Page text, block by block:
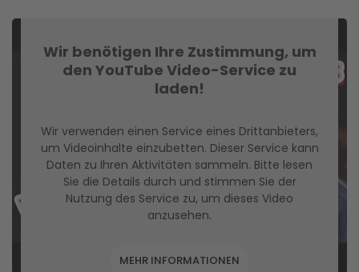
Wir benötigen Ihre Zustimmung, um
den YouTube Video-Service zu
laden!
Wir verwenden einen Service eines Drittanbieters,
um Videoinhalte einzubetten. Dieser Service kann
Daten zu Ihren Aktivitäten sammeln. Bitte lesen
Sie die Details durch und stimmen Sie der
Nutzung des Service zu, um dieses Video
anzusehen.
MEHR INFORMATIONEN